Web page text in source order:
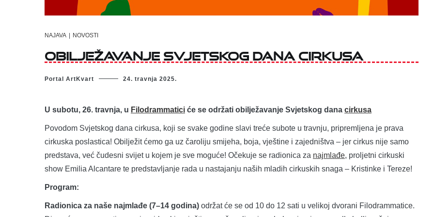
NAJAVA NOVOSTI
Obilježavanje svjetskog dana cirkusa
Portal ArtKvart 24. travnja 2025.
U subotu, 26. travnja, u Filodrammatici će se održati obilježavanje Svjetskog dana cirkusa
Povodom Svjetskog dana cirkusa, koji se svake godine slavi treće subote u travnju, pripremljena je prava
cirkuska poslastica! Obilježit ćemo ga uz čaroliju smijeha, boja, vještine i zajedništva – jer cirkus nije samo
predstava, već čudesni svijet u kojem je sve moguće! Očekuje se radionica za najmlađe, proljetni cirkuski
show Emilia Alcantare te predstavljanje rada u nastajanju naših mladih cirkuskih snaga – Kristinke i Tereze!
Program:
Radionica za naše najmlađe (7–14 godina) održat će se od 10 do 12 sati u velikoj dvorani Filodrammatice.